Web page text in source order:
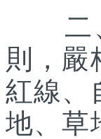
二、
則，嚴
紅線、
地、草